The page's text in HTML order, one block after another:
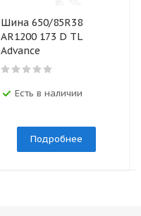
Шина 650/85R38
AR1200 173 D TL
Advance
Есть в наличии
Подробнее